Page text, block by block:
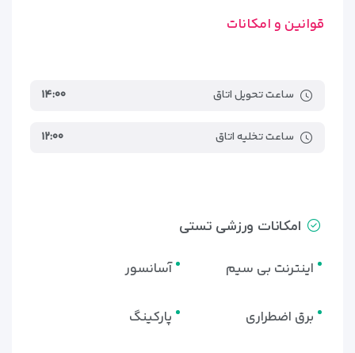
قوانین و امکانات
ساعت تحویل اتاق ۱۴:۰۰
ساعت تخلیه اتاق ۱۲:۰۰
امکانات ورزشی تستی
اینترنت بی سیم آسانسور
برق اضطراری پارکینگ